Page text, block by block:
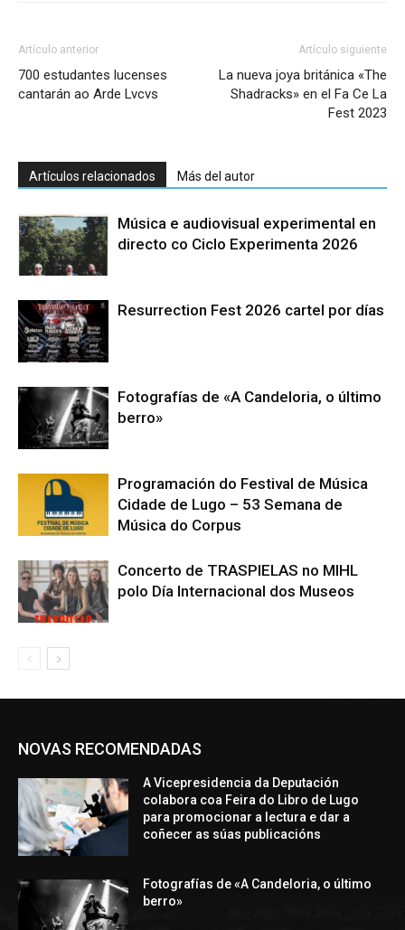
Artículo anterior
700 estudantes lucenses
cantarán ao Arde Lvcvs
Artículo siguiente
La nueva joya británica «The
Shadracks» en el Fa Ce La
Fest 2023
Artículos relacionados Más del autor
Música e audiovisual experimental en
directo co Ciclo Experimenta 2026
Resurrection Fest 2026 cartel por días
Fotografías de «A Candeloria, o último
berro»
Programación do Festival de Música
Cidade de Lugo – 53 Semana de
Música do Corpus
Concerto de TRASPIELAS no MIHL
polo Día Internacional dos Museos
NOVAS RECOMENDADAS
A Vicepresidencia da Deputación
colabora coa Feira do Libro de Lugo
para promocionar a lectura e dar a
coñecer as súas publicacións
Fotografías de «A Candeloria, o último
berro»